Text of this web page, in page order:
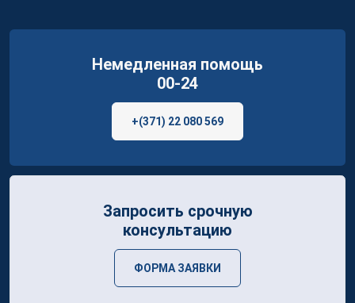
Немедленная помощь
00-24
+(371) 22 080 569
Запросить срочную
консультацию
ФОРМА ЗАЯВКИ